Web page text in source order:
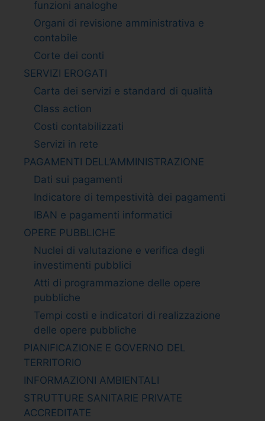
funzioni analoghe
Organi di revisione amministrativa e
contabile
Corte dei conti
SERVIZI EROGATI
Carta dei servizi e standard di qualità
Class action
Costi contabilizzati
Servizi in rete
PAGAMENTI DELL’AMMINISTRAZIONE
Dati sui pagamenti
Indicatore di tempestività dei pagamenti
IBAN e pagamenti informatici
OPERE PUBBLICHE
Nuclei di valutazione e verifica degli
investimenti pubblici
Atti di programmazione delle opere
pubbliche
Tempi costi e indicatori di realizzazione
delle opere pubbliche
PIANIFICAZIONE E GOVERNO DEL
TERRITORIO
INFORMAZIONI AMBIENTALI
STRUTTURE SANITARIE PRIVATE
ACCREDITATE